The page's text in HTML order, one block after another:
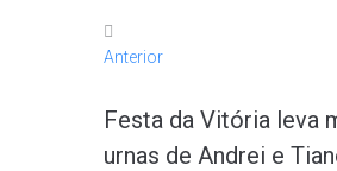
Anterior
Festa da Vitória leva
urnas de Andrei e